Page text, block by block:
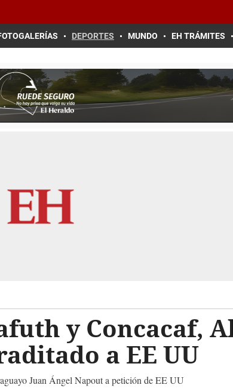
DEPORTES MUNDO EH TRÁMITES
y Concacaf,
a EE UU
Juan Ángel Napout a petición de EE UU